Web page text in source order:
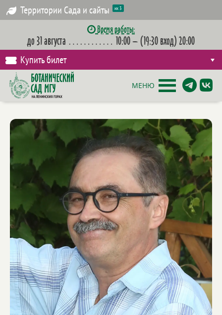
Территории Сада и сайты их 3
Время работы:
до 31 августа ………… 10:00 – (19:30 вход) 20:00
Купить билет
МЕНЮ